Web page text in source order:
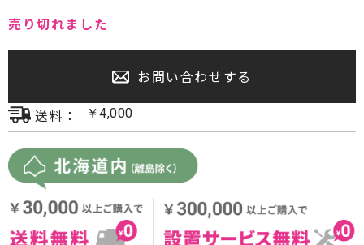
センタースピーカー・サブウーファー
売り切れました
お問い合わせする
送料：
￥4,000